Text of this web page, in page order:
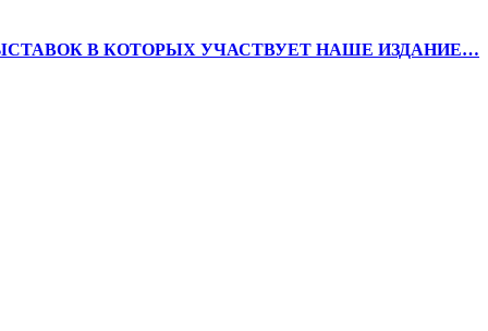
В КОТОРЫХ УЧАСТВУЕТ НАШЕ ИЗДАНИЕ…